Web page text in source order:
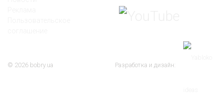
© 2026 bobry.ua Разработка и дизайн: